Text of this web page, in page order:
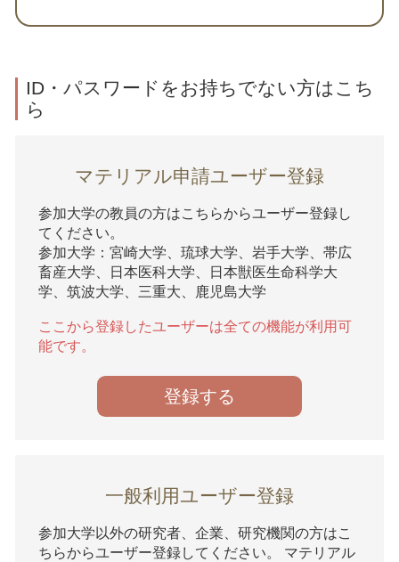
ID・パスワードをお持ちでない方はこち
ら
マテリアル申請ユーザー登録
参加大学の教員の方はこちらからユーザー登録し
てください。
参加大学：宮崎大学、琉球大学、岩手大学、帯広
畜産大学、日本医科大学、日本獣医生命科学大
学、筑波大学、三重大、鹿児島大学
ここから登録したユーザーは全ての機能が利用可
能です。
登録する
一般利用ユーザー登録
参加大学以外の研究者、企業、研究機関の方はこ
ちらからユーザー登録してください。 マテリアル